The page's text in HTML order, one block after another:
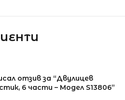
отзив за “Двулицев
6 части – Модел S13806”